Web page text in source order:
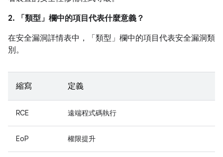
2. 「類型」 欄中的項目代表什麼意義？
在安全漏洞詳情表中，「類型」 欄中的項目代表安全漏洞類
別。
縮寫 定義
RCE 遠端程式碼執行
EoP 權限提升